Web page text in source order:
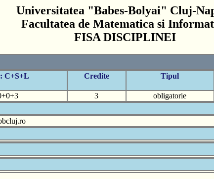
Universitatea "Babes-Bolyai" Cluj-
Facultatea de Matematica si
FISA DISCIPLINEI
C+S+L Credite Tipul
3 obligatorie